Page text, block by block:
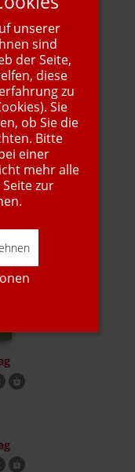
unserer
sind
der Seite,
diese
zu
Sie
ob Sie die
Bitte
einer
mehr alle
zur